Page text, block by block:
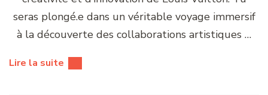
seras plongé.e dans un véritable voyage immersif
à la découverte des collaborations artistiques …
Lire la suite